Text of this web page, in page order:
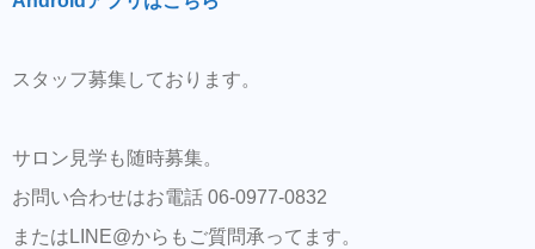
スタッフ募集しております。
サロン見学も随時募集。
お問い合わせはお電話 06-0977-0832
またはLINE@からもご質問承ってます。